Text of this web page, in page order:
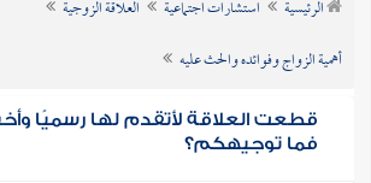
الرئيسية استشارات اجتماعية
العلاقة الزوجية
أهمية الزواج وفوائده والحث عليه
قطعت العلاقة لأتقدم لها رسميًا
فما توجيهكم؟